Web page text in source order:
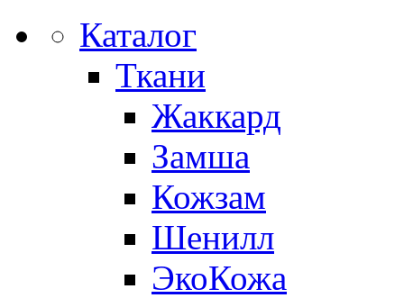
Каталог
Ткани
Жаккард
Замша
Кожзам
Шенилл
ЭкоКожа